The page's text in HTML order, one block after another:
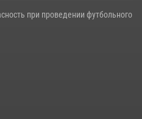
при проведении футбольного